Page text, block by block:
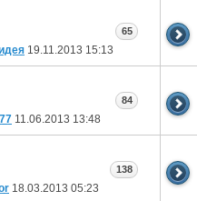
19.11.2013 15:13
65
11.06.2013 13:48
84
18.03.2013 05:23
138